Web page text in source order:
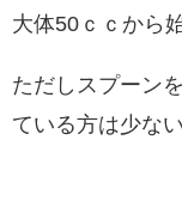
大体50ｃｃから
ただしスプーン
ている方は少な